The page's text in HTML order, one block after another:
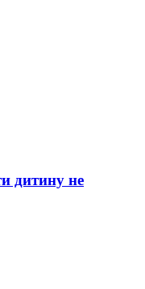
дитину не